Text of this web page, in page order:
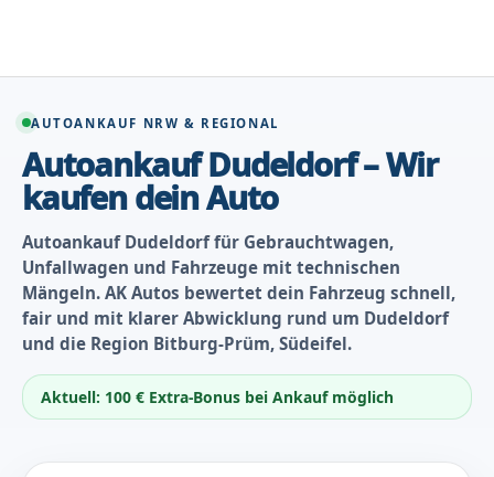
springen
AUTOANKAUF NRW & REGIONAL
Autoankauf Dudeldorf – Wir
kaufen dein Auto
Autoankauf Dudeldorf für Gebrauchtwagen,
Unfallwagen und Fahrzeuge mit technischen
Mängeln. AK Autos bewertet dein Fahrzeug schnell,
fair und mit klarer Abwicklung rund um Dudeldorf
und die Region Bitburg-Prüm, Südeifel.
Aktuell: 100 € Extra-Bonus bei Ankauf möglich